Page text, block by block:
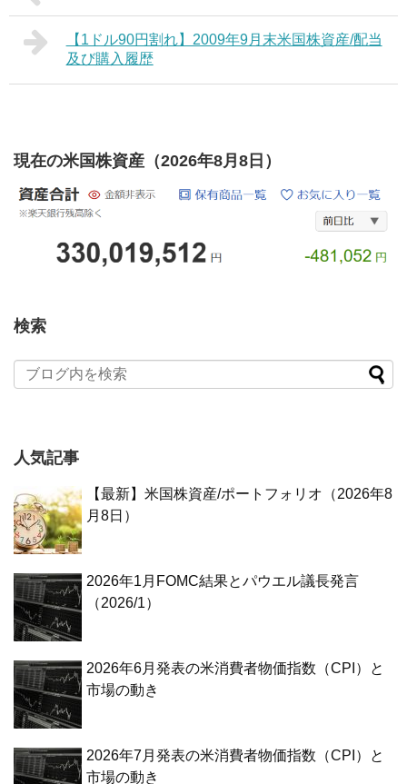
【1ドル90円割れ】2009年9月末米国株資産/配当
及び購入履歴
現在の米国株資産（2026年8月8日）
検索
人気記事
【最新】米国株資産/ポートフォリオ（2026年8
月8日）
2026年1月FOMC結果とパウエル議長発言
（2026/1）
2026年6月発表の米消費者物価指数（CPI）と
市場の動き
2026年7月発表の米消費者物価指数（CPI）と
市場の動き